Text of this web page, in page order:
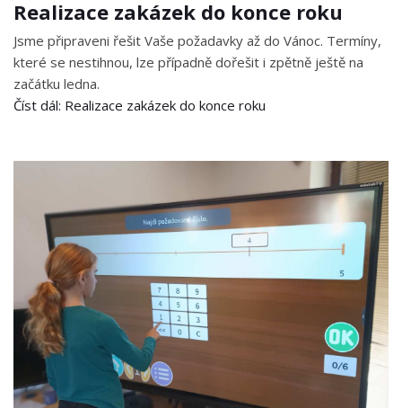
Realizace zakázek do konce roku
Jsme připraveni řešit Vaše požadavky až do Vánoc. Termíny,
které se nestihnou, lze případně dořešit i zpětně ještě na
začátku ledna.
Číst dál: Realizace zakázek do konce roku